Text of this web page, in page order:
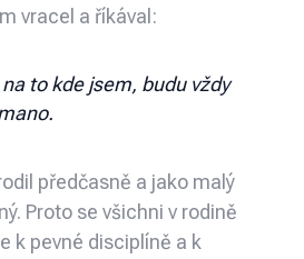
vracel a říkával:
to kde jsem, budu vždy
předčasně a jako malý
Proto se všichni v rodině
k pevné disciplíně a k